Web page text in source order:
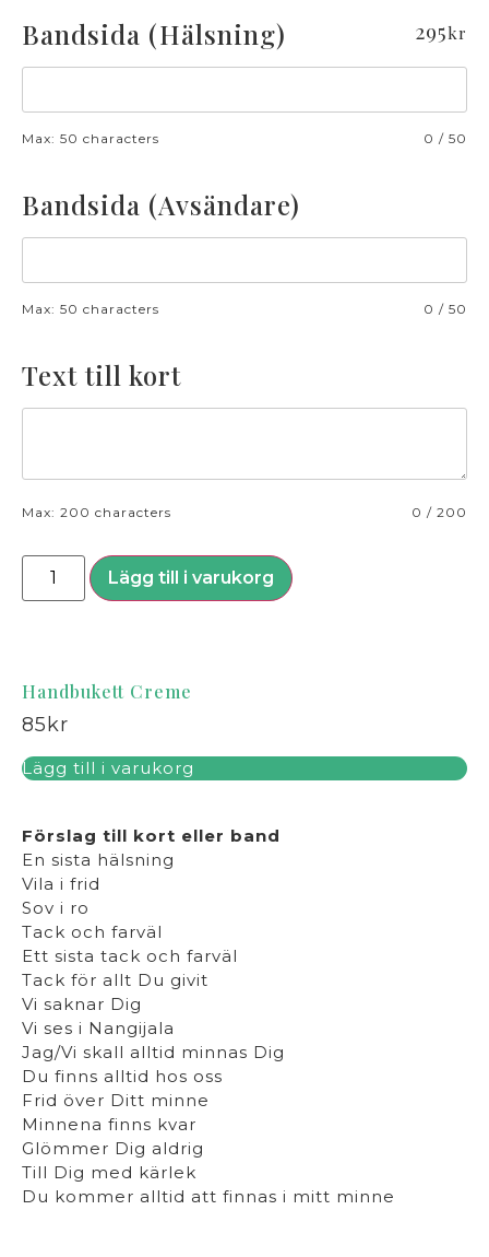
Bandsida (Hälsning) 295kr
0 / 50
Max: 50 characters
Bandsida (Avsändare)
0 / 50
Max: 50 characters
Text till kort
0 / 200
Max: 200 characters
Lägg till i varukorg
Handbukett Creme
85 kr
Lägg till i varukorg
Förslag till kort eller band
En sista hälsning
Vila i frid
Sov i ro
Tack och farväl
Ett sista tack och farväl
Tack för allt Du givit
Vi saknar Dig
Vi ses i Nangijala
Jag/Vi skall alltid minnas Dig
Du finns alltid hos oss
Frid över Ditt minne
Minnena finns kvar
Glömmer Dig aldrig
Till Dig med kärlek
Du kommer alltid att finnas i mitt minne